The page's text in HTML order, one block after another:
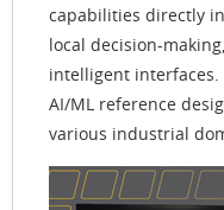
capabilities directly
local decision-
intelligent
AI/ML reference
various industrial